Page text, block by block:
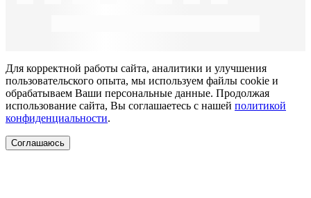
Для корректной работы сайта, аналитики и улучшения
пользовательского опыта, мы используем файлы cookie и
обрабатываем Ваши персональные данные. Продолжая
использование сайта, Вы соглашаетесь с нашей политикой
конфиденциальности.
Соглашаюсь